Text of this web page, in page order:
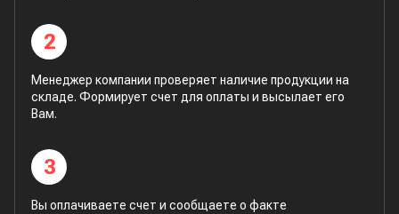
2
Менеджер компании проверяет наличие продукции на
складе. Формирует счет для оплаты и высылает его
Вам.
3
Вы оплачиваете счет и сообщаете о факте